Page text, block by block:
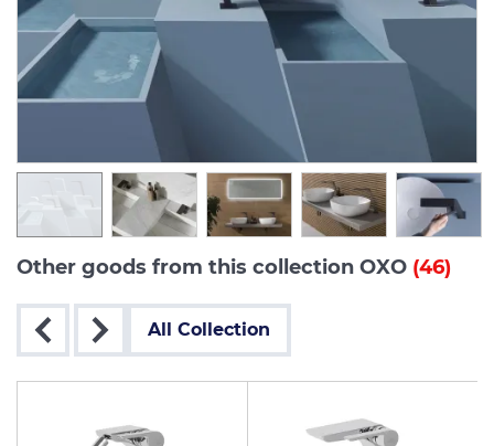
Other goods from this collection OXO (46)
All Collection